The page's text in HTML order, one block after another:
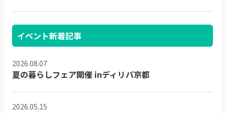
イベント新着記事
2026.08.07
夏の暮らしフェア開催 inディリパ京都
2026.05.15